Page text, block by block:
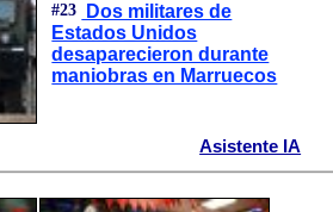
#23
Dos militares de
Estados Unidos
desaparecieron durante
maniobras en Marruecos
Asistente IA